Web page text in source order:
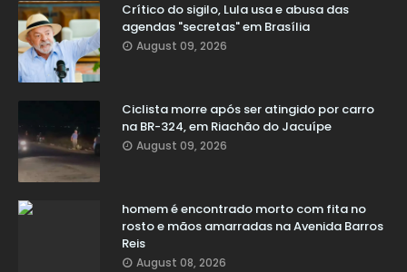
Crítico do sigilo, Lula usa e abusa das
agendas "secretas" em Brasília
August 09, 2026
Ciclista morre após ser atingido por carro
na BR-324, em Riachão do Jacuípe
August 09, 2026
homem é encontrado morto com fita no
rosto e mãos amarradas na Avenida Barros
Reis
August 08, 2026